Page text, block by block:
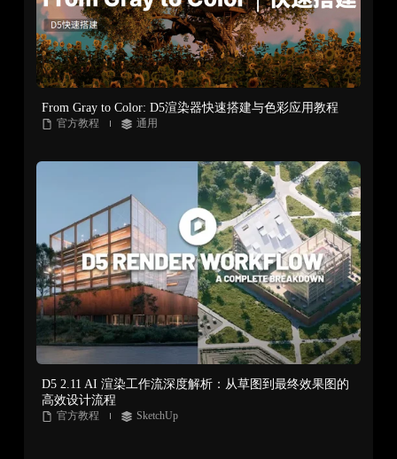
From Gray to Color: D5渲染器快速搭建与色彩应用教程
官方教程 通用
D5 2.11 AI 渲染工作流深度解析：从草图到最终效果图的
高效设计流程
官方教程 SketchUp